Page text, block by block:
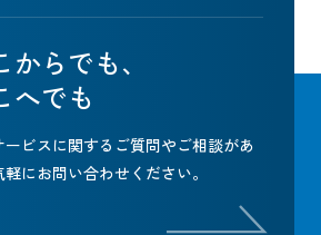
らでも、
へでも
ビスに関するご質問やご相談があ
軽にお問い合わせください。